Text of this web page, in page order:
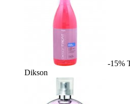
-15%
Dikson